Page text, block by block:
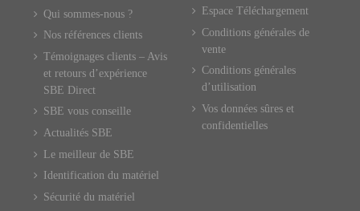
Qui sommes-nous ?
Nos références clients
Témoignages clients – Avis
et retours d’expérience
SBE Direct
SBE vous conseille
Actualités SBE
Le meilleur de SBE
Identification du matériel
Sécurité du matériel
Espace Téléchargement
Conditions générales de
vente
Conditions générales
d’utilisation
Vos données sûres et
confidentielles